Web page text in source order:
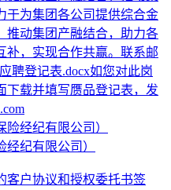
于为集团各公司提供综合金
推动集团产融结合，助力各
补，实现合作共赢。联系邮
聘登记表.docx如您对此岗
下载并填写赝品登记表，发
纪有限公司）
客户协议和授权委托书签